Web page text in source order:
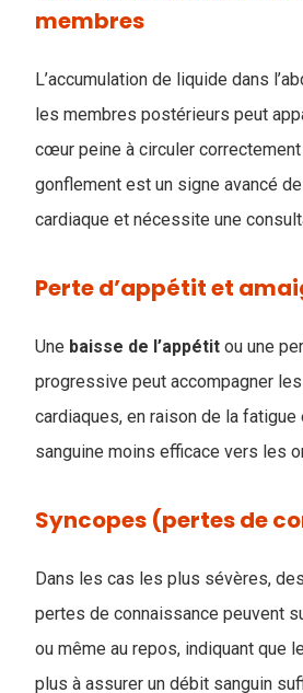
membres
L’accumulation de liquide dans
les membres postérieurs peut
cœur peine à circuler correctement
gonflement est un signe avancé
cardiaque et nécessite une
Perte d’appétit et
Une baisse de l’appétit ou une
progressive peut accompagner
cardiaques, en raison de la fatigue
sanguine moins efficace vers les
Syncopes (pertes de
Dans les cas les plus sévères,
pertes de connaissance peuvent
ou même au repos, indiquant que
plus à assurer un débit sanguin